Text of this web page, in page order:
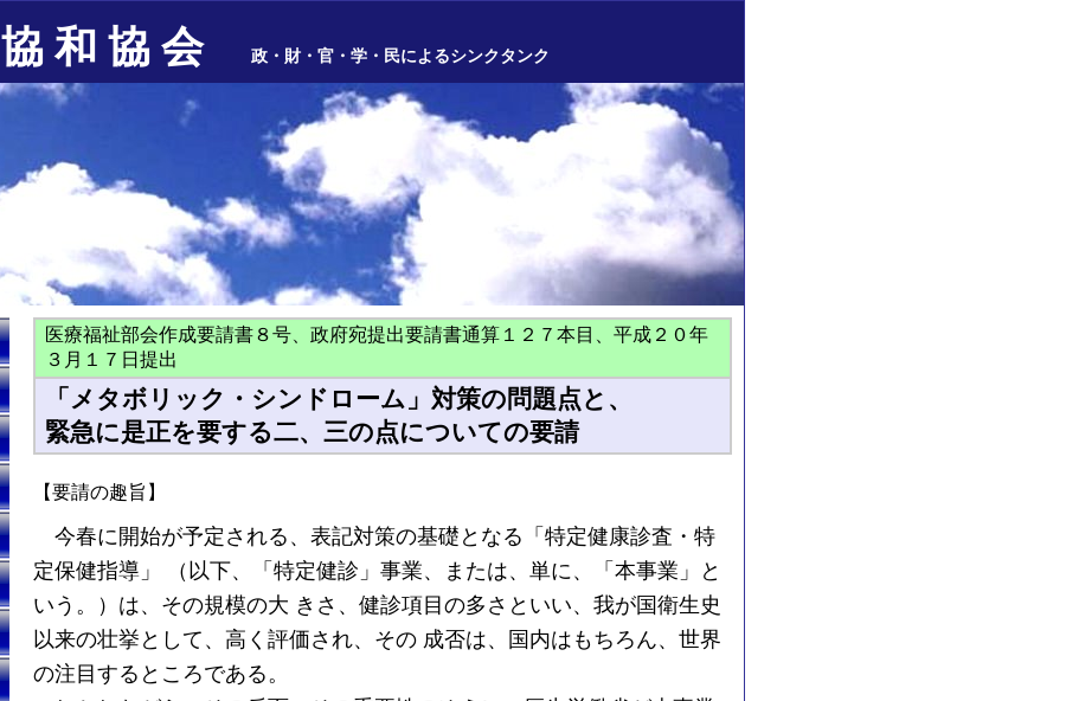
協 和 協 会 政・財・官・学・民によるシンクタンク
医療福祉部会作成要請書８号、政府宛提出要請書通算１２７本目、平成２０年
３月１７日提出
「メタボリック・シンドローム」対策の問題点と、
緊急に是正を要する二、三の点についての要請
【要請の趣旨】
今春に開始が予定される、表記対策の基礎となる「特定健康診査・特
定保健指導」 （以下、「特定健診」事業、または、単に、「本事業」と
いう。）は、その規模の大 きさ、健診項目の多さといい、我が国衛生史
以来の壮挙として、高く評価され、その 成否は、国内はもちろん、世界
の注目するところである。